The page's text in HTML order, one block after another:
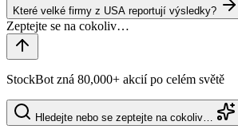
Které velké firmy z USA reportují výsledky?
StockBot zná 80,000+ akcií po celém světě
Hledejte nebo se zeptejte na cokoliv…